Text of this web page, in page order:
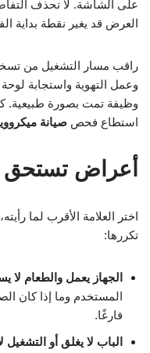
على الشاشة. لا تحذف
العرض قد يغير نقطة بداية
راقب مسار التشغيل من
وعمل التهوية واستجابة
وظيفة تمت بصورة طبيعية.
استطاع فحص صيانة
أعراض تستحق
اختر العلامة الأقرب لما
تكررها:
الجهاز يعمل والطعام لا
المستخدم وما إذا كان
فارغًا.
الباب لا يغلق أو التشغيل